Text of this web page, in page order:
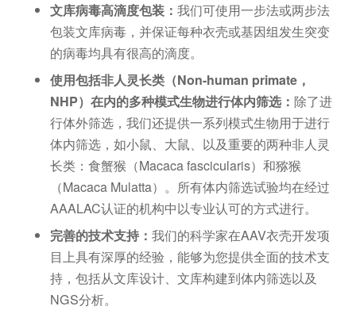
文库病毒高滴度包装： 我们可使用一步法或两步法
包装文库病毒，并保证每种衣壳或基因组发生突变
的病毒均具有很高的滴度。
使用包括非人灵长类（Non-human primate，
NHP）在内的多种模式生物进行体内筛选： 除了进
行体外筛选，我们还提供一系列模式生物用于进行
体内筛选，如小鼠、大鼠、以及重要的两种非人灵
长类：食蟹猴（Macaca fascicularis）和猕猴
（Macaca Mulatta）。所有体内筛选试验均在经过
AAALAC认证的机构中以专业认可的方式进行。
完善的技术支持： 我们的科学家在AAV衣壳开发项
目上具有深厚的经验，能够为您提供全面的技术支
持，包括从文库设计、文库构建到体内筛选以及
NGS分析。